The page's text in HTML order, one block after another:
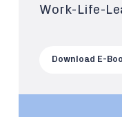
Work-Life-
Download E-